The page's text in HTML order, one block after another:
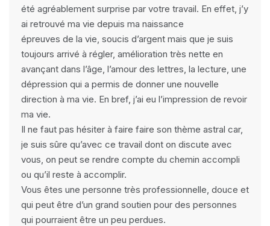
été agréablement surprise par votre travail. En effet, j’y
ai retrouvé ma vie depuis ma naissance
épreuves de la vie, soucis d’argent mais que je suis
toujours arrivé à régler, amélioration très nette en
avançant dans l’âge, l’amour des lettres, la lecture, une
dépression qui a permis de donner une nouvelle
direction à ma vie. En bref, j’ai eu l’impression de revoir
ma vie.
Il ne faut pas hésiter à faire faire son thème astral car,
je suis sûre qu’avec ce travail dont on discute avec
vous, on peut se rendre compte du chemin accompli
ou qu’il reste à accomplir.
Vous êtes une personne très professionnelle, douce et
qui peut être d’un grand soutien pour des personnes
qui pourraient être un peu perdues.